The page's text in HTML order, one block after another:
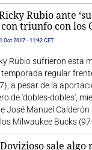
Rubio ante
triunfo con los
Oct 2017 - 11:42 CET
Rubio sufrieron esta
regular
a pesar de la
de 'dobles-dobles',
José Manuel
Milwaukee Bucks
sale algo